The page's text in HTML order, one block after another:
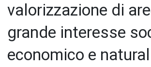
valorizzazione di
grande interesse
economico e